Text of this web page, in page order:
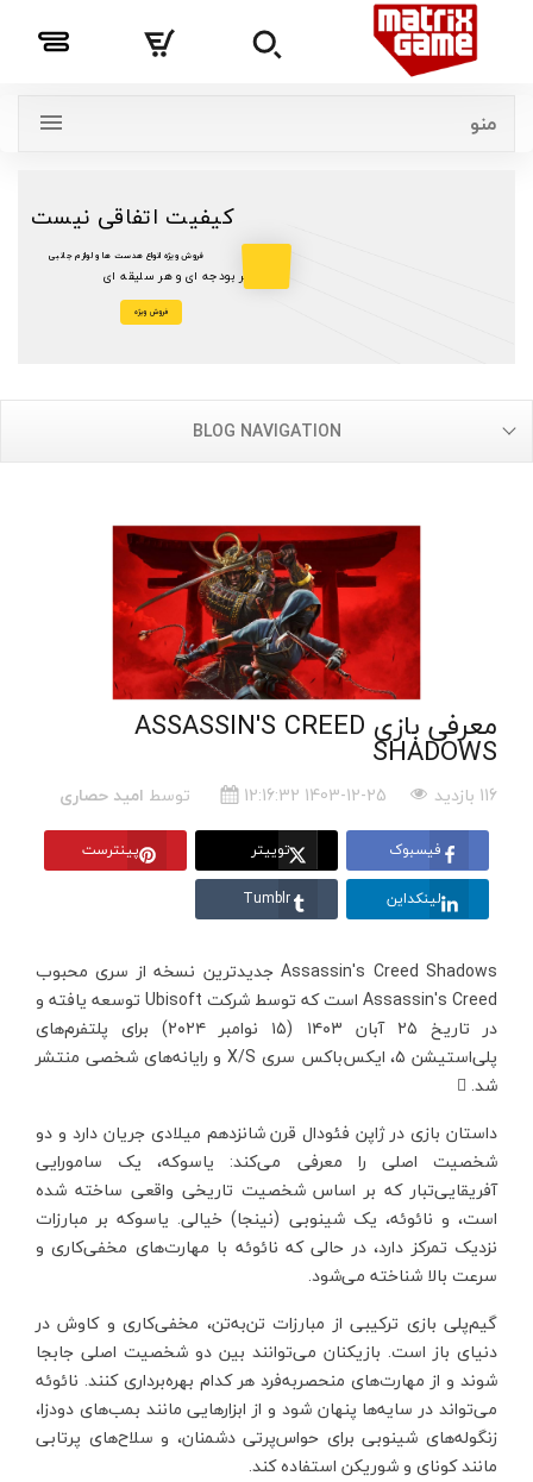
منو
کیفیت اتفاقی نیست
با هر بودجه ای و هر سلیقه ای
فروش ویژه
فروش ویژه انواع هدست ها و لوازم جانبی
BLOG NAVIGATION
معرفی بازی ASSASSIN'S CREED
SHADOWS
116 بازدید 1403-12-25 12:16:32 توسط امید حصاری
فیسبوک توییتر
پینترست
لینکداین
Tumblr
Assassin's Creed Shadows جدیدترین نسخه از سری محبوب
Assassin's Creed است که توسط شرکت Ubisoft توسعه یافته و
در تاریخ ۲۵ آبان ۱۴۰۳ (۱۵ نوامبر ۲۰۲۴) برای پلتفرم‌های
پلی‌استیشن ۵، ایکس‌باکس سری X/S و رایانه‌های شخصی منتشر
شد. 
داستان بازی در ژاپن فئودال قرن شانزدهم میلادی جریان دارد و دو
شخصیت اصلی را معرفی می‌کند: یاسوکه، یک سامورایی
آفریقایی‌تبار که بر اساس شخصیت تاریخی واقعی ساخته شده
است، و نائوئه، یک شینوبی (نینجا) خیالی. یاسوکه بر مبارزات
نزدیک تمرکز دارد، در حالی که نائوئه با مهارت‌های مخفی‌کاری و
سرعت بالا شناخته می‌شود.
گیم‌پلی بازی ترکیبی از مبارزات تن‌به‌تن، مخفی‌کاری و کاوش در
دنیای باز است. بازیکنان می‌توانند بین دو شخصیت اصلی جابجا
شوند و از مهارت‌های منحصربه‌فرد هر کدام بهره‌برداری کنند. نائوئه
می‌تواند در سایه‌ها پنهان شود و از ابزارهایی مانند بمب‌های دودزا،
زنگوله‌های شینوبی برای حواس‌پرتی دشمنان، و سلاح‌های پرتابی
مانند کونای و شوریکن استفاده کند.